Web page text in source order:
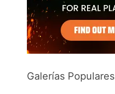
Galerías Populares